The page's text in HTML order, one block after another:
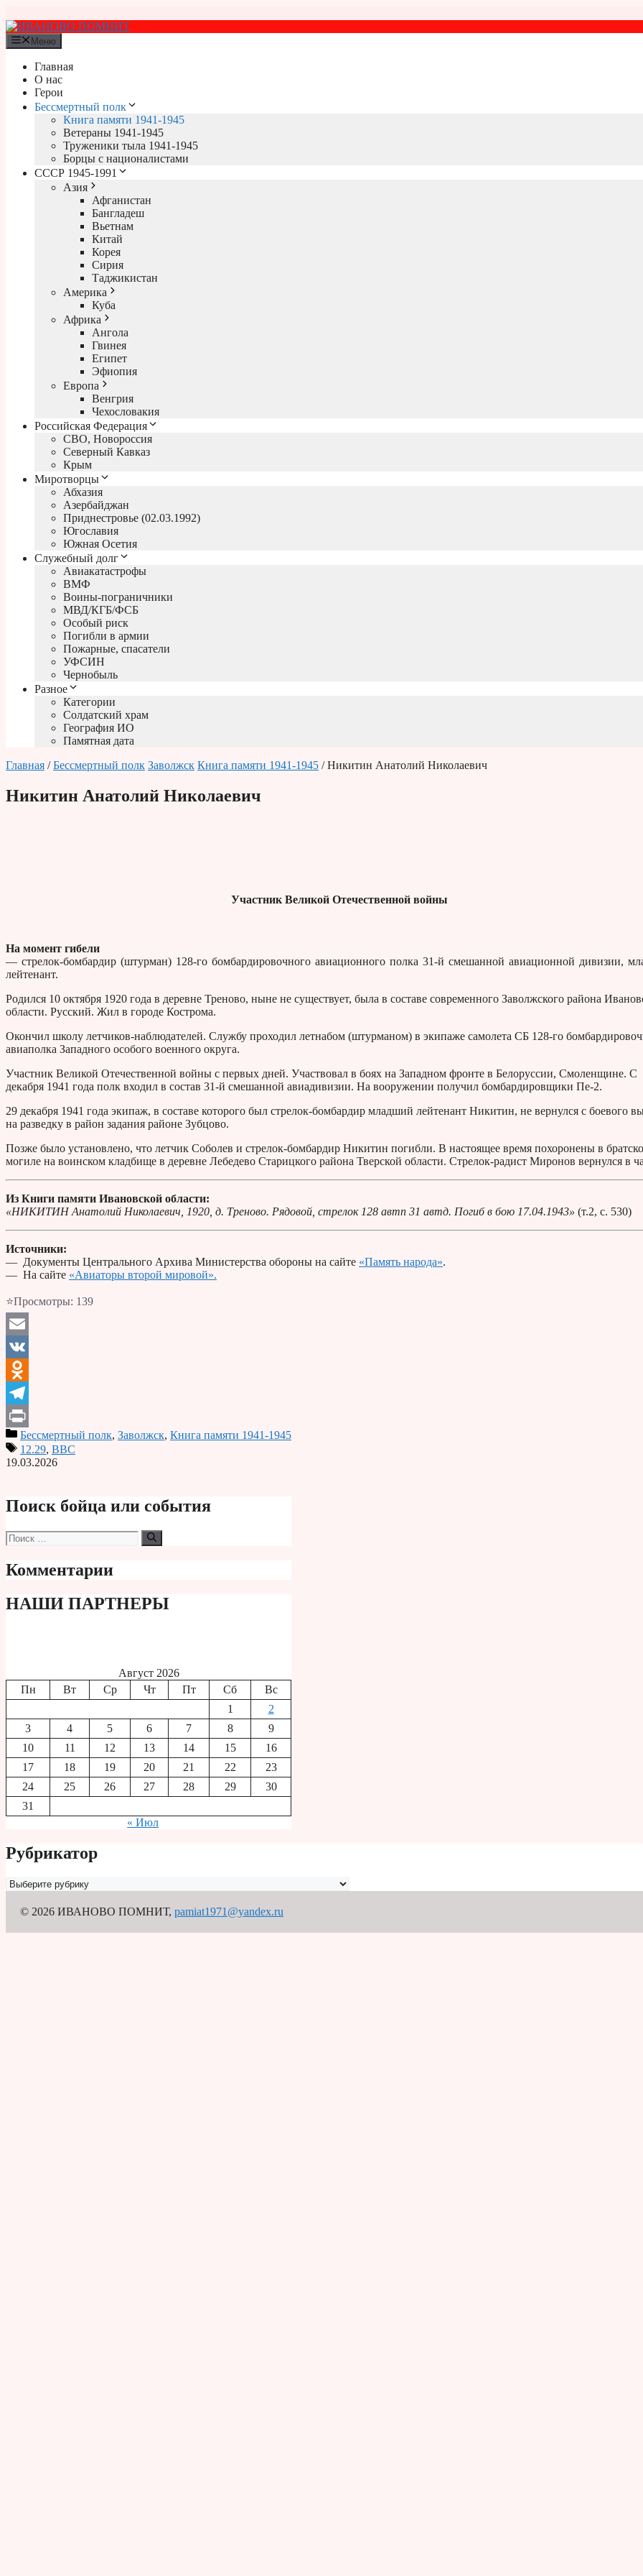
к
содержимому
Меню
Главная
О нас
Герои
Бессмертный полк
Книга памяти 1941-1945
Ветераны 1941-1945
Труженики тыла 1941-1945
Борцы с националистами
СССР 1945-1991
Азия
Афганистан
Бангладеш
Вьетнам
Китай
Корея
Сирия
Таджикистан
Америка
Куба
Африка
Ангола
Гвинея
Египет
Эфиопия
Европа
Венгрия
Чехословакия
Российская Федерация
СВО, Новороссия
Северный Кавказ
Крым
Миротворцы
Абхазия
Азербайджан
Приднестровье (02.03.1992)
Югославия
Южная Осетия
Служебный долг
Авиакатастрофы
ВМФ
Воины-пограничники
МВД/КГБ/ФСБ
Особый риск
Погибли в армии
Пожарные, спасатели
УФСИН
Чернобыль
Разное
Категории
Солдатский храм
География ИО
Памятная дата
Главная /Бессмертный полк Заволжск Книга памяти 1941-1945 / Никитин Анатолий Николаевич
Никитин Анатолий Николаевич
Участник Великой Отечественной войны
На момент гибели
— стрелок-бомбардир (штурман) 128-го бомбардировочного авиационного полка 31-й смешанной авиационной дивизии,
лейтенант.
Родился 10 октября 1920 года в деревне Треново, ныне не существует, была в составе современного Заволжского района
области. Русский. Жил в городе Кострома.
Окончил школу летчиков-наблюдателей. Службу проходил летнабом (штурманом) в экипаже самолета СБ 128-го
авиаполка Западного особого военного округа.
Участник Великой Отечественной войны с первых дней. Участвовал в боях на Западном фронте в Белоруссии, Смоленщине. С
декабря 1941 года полк входил в состав 31-й смешанной авиадивизии. На вооружении получил бомбардировщики Пе-2.
29 декабря 1941 года экипаж, в составе которого был стрелок-бомбардир младший лейтенант Никитин, не вернулся с боевого
на разведку в район задания районе Зубцово.
Позже было установлено, что летчик Соболев и стрелок-бомбардир Никитин погибли. В настоящее время похоронены в
могиле на воинском кладбище в деревне Лебедево Старицкого района Тверской области. Стрелок-радист Миронов вернулся в
Из Книги памяти Ивановской области:
«НИКИТИН Анатолий Николаевич, 1920, д. Треново. Рядовой, стрелок 128 автп 31 автд. Погиб в бою 17.04.1943» (т.2, с. 530)
Источники:
— Документы Центрального Архива Министерства обороны на сайте «Память народа».
— На сайте «Авиаторы второй мировой».
⭐Просмотры: 139
Email
VK
Odnoklassniki
Telegram
PrintБессмертный полк, Заволжск, Книга памяти 1941-1945
12.29, ВВС
19.03.2026
Поиск бойца или события
Поиск:
Комментарии
НАШИ ПАРТНЕРЫ
Август 2026
Пн
Вт Ср Чт Пт Сб
Вс
1
2
3
4 5 6 7 8
9
10
11 12 13 14 15
16
17
18 19 20 21 22
23
24
25 26 27 28 29
30
31
« Июл
Рубрикатор
Рубрикатор
© 2026 ИВАНОВО ПОМНИТ, pamiat1971@yandex.ru